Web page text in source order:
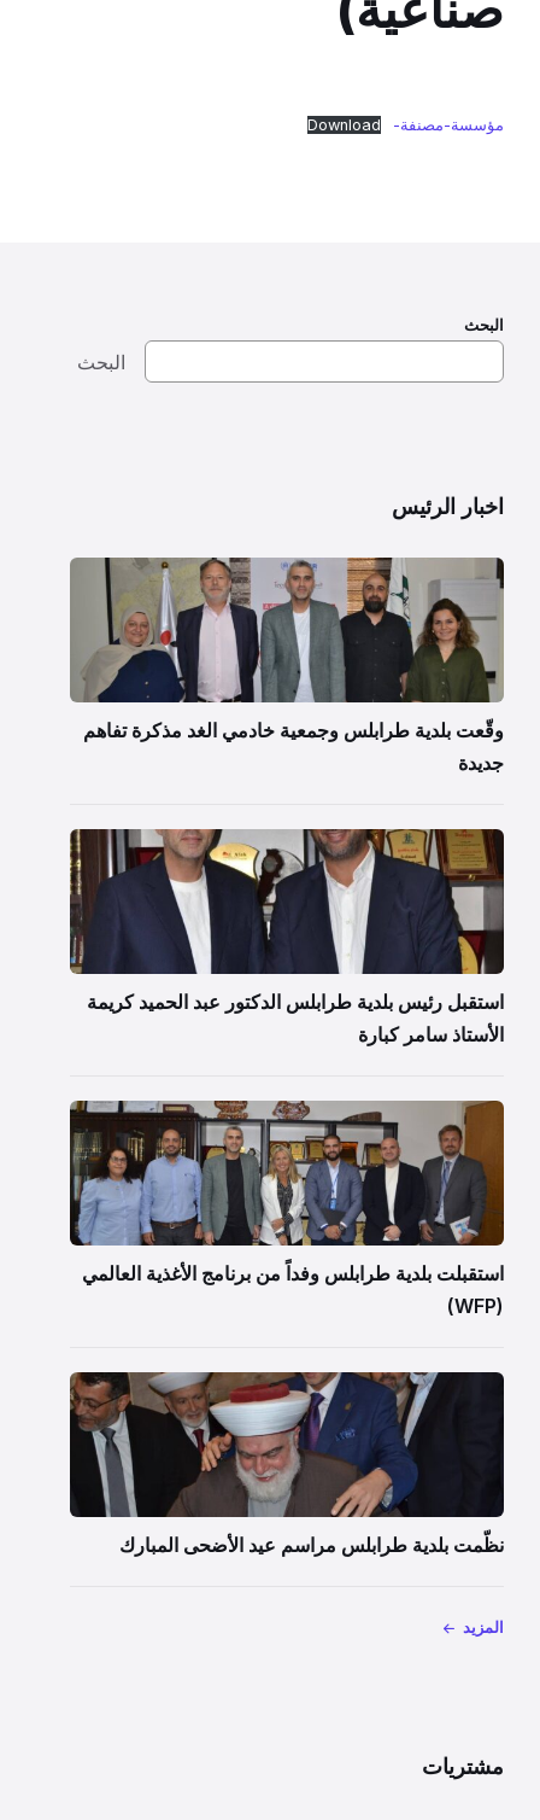
مؤسسة-مصنفة- Download
البحث
البحث
اخبار الرئيس
وقّعت بلدية طرابلس وجمعية خادمي الغد مذكرة تفاهم
جديدة
استقبل رئيس بلدية طرابلس الدكتور عبد الحميد كريمة
الأستاذ سامر كبارة
استقبلت بلدية طرابلس وفداً من برنامج الأغذية العالمي
(WFP)
نظّمت بلدية طرابلس مراسم عيد الأضحى المبارك
المزيد
مشتريات